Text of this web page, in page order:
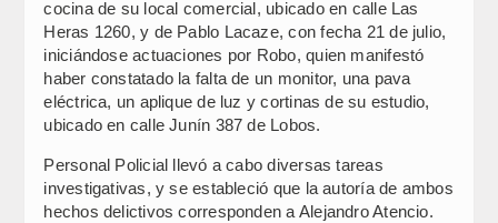
cocina de su local comercial, ubicado en calle Las
Heras 1260, y de Pablo Lacaze, con fecha 21 de julio,
iniciándose actuaciones por Robo, quien manifestó
haber constatado la falta de un monitor, una pava
eléctrica, un aplique de luz y cortinas de su estudio,
ubicado en calle Junín 387 de Lobos.
Personal Policial llevó a cabo diversas tareas
investigativas, y se estableció que la autoría de ambos
hechos delictivos corresponden a Alejandro Atencio.